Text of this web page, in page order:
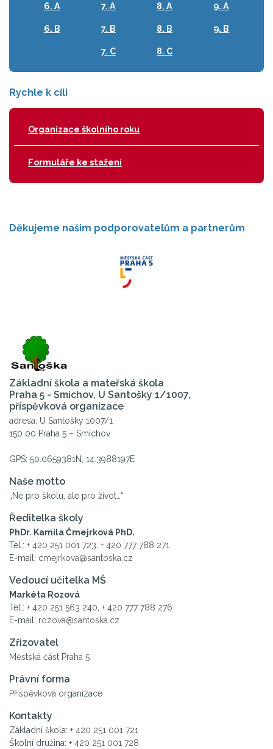
6. A
6. B
7. A
7. B
7. C
8. A
8. B
8. C
9. A
9. B
Rychle k cíli
Organizace školního roku
Formuláře ke stažení
Děkujeme našim podporovatelům a partnerům
Základní škola a mateřská škola
Praha 5 - Smíchov, U Santošky 1/1007,
příspěvková organizace
adresa: U Santošky 1007/1
150 00 Praha 5 – Smíchov
GPS: 50.0659381N, 14.3988197E
Naše motto
„Ne pro školu, ale pro život…“
Ředitelka školy
PhDr. Kamila Čmejrková PhD.
Tel.: + 420 251 001 723 + 420 777 788 271
E-mail: cmejrkova@santoska.cz
Vedoucí učitelka MŠ
Markéta Rozová
Tel.: + 420 251 563 240 + 420 777 788 276
E-mail: rozova@santoska.cz
Zřizovatel
Městská část Praha 5
Právní forma
Příspěvková organizace
Kontakty
Základní škola: + 420 251 001 721
Školní družina: + 420 251 001 728